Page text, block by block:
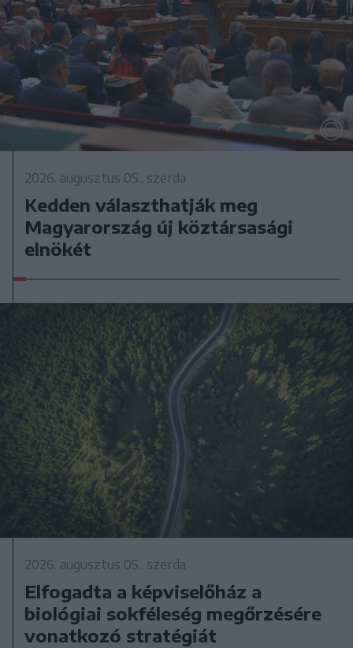
2026. augusztus 05., szerda
Kedden választhatják meg
Magyarország új köztársasági
elnökét
2026. augusztus 05., szerda
Elfogadta a képviselőház a
biológiai sokféleség megőrzésére
vonatkozó stratégiát